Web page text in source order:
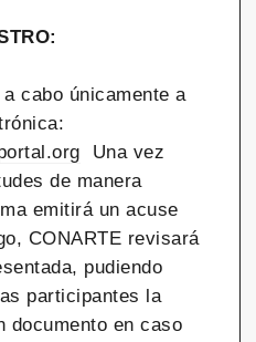
cabo únicamente a
Una vez
de manera
emitirá un acuse
CONARTE revisará
pudiendo
participantes la
documento en caso